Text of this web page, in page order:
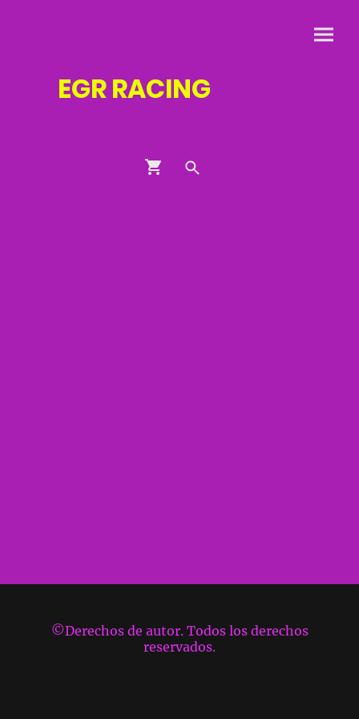
EGRRACING
©Derechos de autor. Todos los derechos
reservados.